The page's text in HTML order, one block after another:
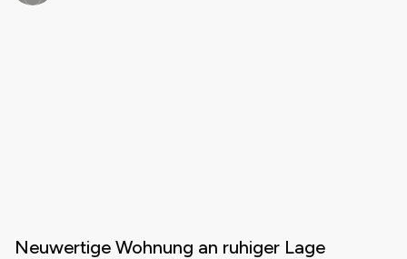
Neuwertige Wohnung an ruhiger Lage